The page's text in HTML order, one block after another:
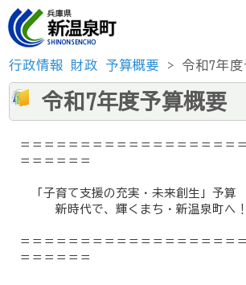
行政情報 財政 予算概要 > 令和7年度
令和7年度予算概要
＝＝＝＝＝＝＝＝＝＝＝＝＝＝＝＝＝＝
＝＝＝＝＝＝
「子育て支援の充実・未来創生」予算
新時代で、輝くまち・新温泉町へ！
＝＝＝＝＝＝＝＝＝＝＝＝＝＝＝＝＝＝
＝＝＝＝＝＝